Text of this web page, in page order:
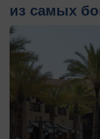
из самых